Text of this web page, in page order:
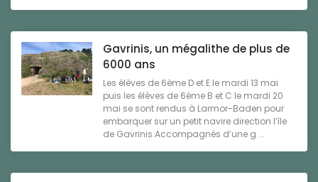
Gavrinis, un mégalithe de plus de
6000 ans
Les élèves de 6ème D et E le mardi 13 mai
puis les élèves de 6ème B et C le mardi 20
mai se sont rendus à Larmor-Baden pour
embarquer sur un petit navire direction l’île
de Gavrinis.Accompagnés d’une g ...